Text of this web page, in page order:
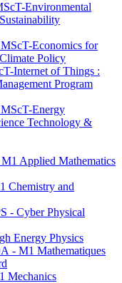
Environmental
Economics for
Policy
Internet of Things :
Program
Energy
Technology &
Applied Mathematics
Chemistry and
- Cyber Physical
Energy Physics
- M1 Mathematiques
Mechanics